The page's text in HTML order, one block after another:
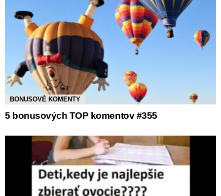
BONUSOVÉ KOMENTY
5 bonusových TOP komentov #355